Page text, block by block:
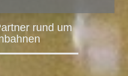
rund um